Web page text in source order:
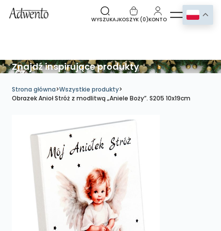
WYSZUKAJKOSZYK (0)KONTO
Znajdź inspirujące produkty
Strona główna>Wszystkie produkty>
Obrazek Anioł Stróż z modlitwą „Aniele Boży”. S205 10x19cm